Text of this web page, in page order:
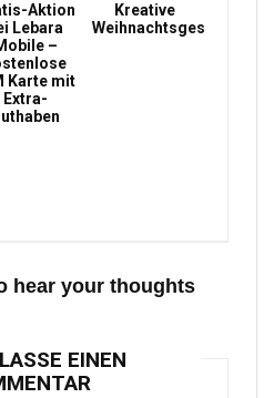
Aktion
Lebara
–
Karte mit
Extra-
Kreative
Weihnachtsgeschenke
hear your thoughts
EINEN